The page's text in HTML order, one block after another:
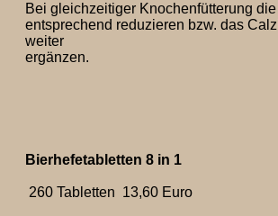
Bei gleichzeitiger Knochenfütterung
entsprechend reduzieren bzw. das
weiter
ergänzen.
Bierhefetabletten 8 in 1
260 Tabletten 13,60 Euro